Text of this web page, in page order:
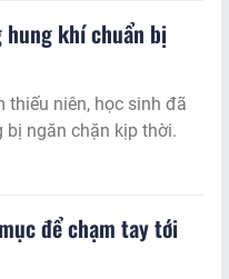
khí chuẩn bị
thiếu niên, học sinh đã
bị ngăn chặn kịp thời.
để chạm tay tới